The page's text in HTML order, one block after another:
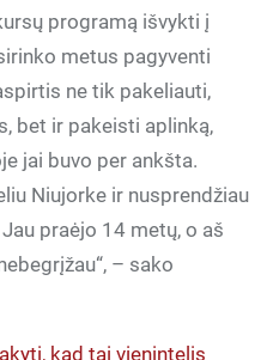
programą išvykti į
metus pagyventi
ne tik pakeliauti,
bet ir pakeisti aplinką,
jai buvo per ankšta.
Niujorke ir nusprendžiau
praėjo 14 metų, o aš
– sako
kad tai vienintelis